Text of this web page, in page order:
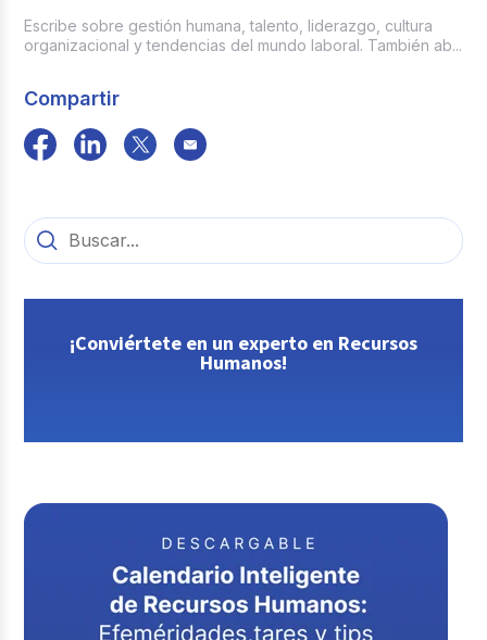
Escribe sobre gestión humana, talento, liderazgo, cultura
organizacional y tendencias del mundo laboral. También ab...
Compartir
¡Conviértete en un experto en Recursos
Humanos!